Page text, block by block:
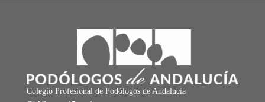
Colegio Profesional de Podólogos de Andalucía